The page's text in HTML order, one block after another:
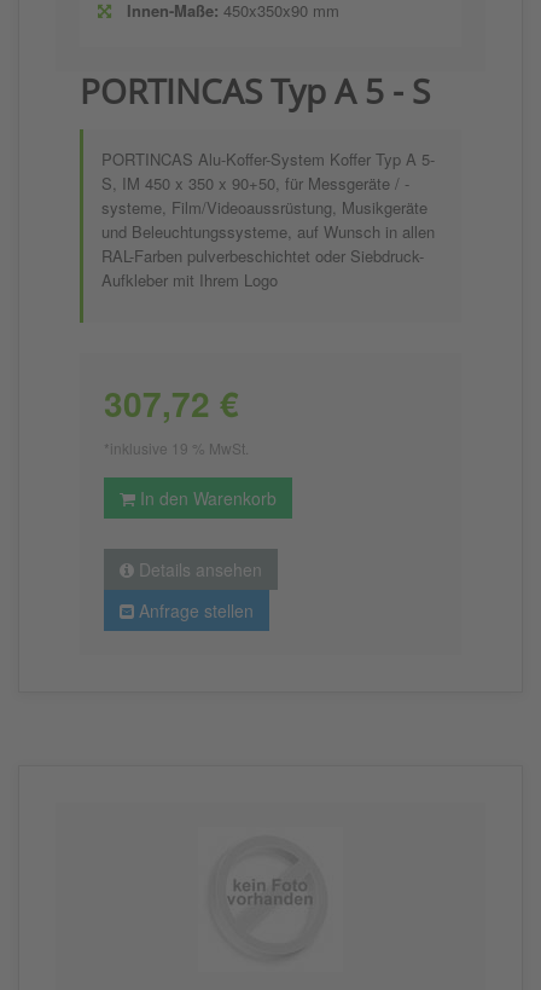
Innen-Maße: 450x350x90 mm
PORTINCAS Typ A 5 - S
PORTINCAS Alu-Koffer-System Koffer Typ A 5-
S, IM 450 x 350 x 90+50, für Messgeräte / -
systeme, Film/Videoaussrüstung, Musikgeräte
und Beleuchtungssysteme, auf Wunsch in allen
RAL-Farben pulverbeschichtet oder Siebdruck-
Aufkleber mit Ihrem Logo
307,72 €
*inklusive 19 % MwSt.
In den Warenkorb
Details ansehen
Anfrage stellen